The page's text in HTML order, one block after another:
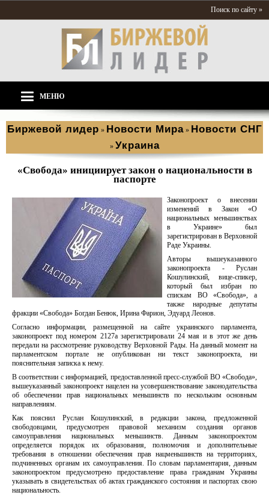
Поиск по сайту »
МЕНЮ
Биржевой лидер » Новости Мира » Новости СНГ
» Украина
«Свобода» инициирует закон о национальности в
паспорте
Законопроект о внесении
изменений в Закон «О
национальных меньшинствах
в Украине» был
зарегистрирован в Верховной
Раде Украины.
Авторы вышеуказанного
законопроекта - Руслан
Кошулинский, вице-спикер,
который был избран по
спискам ВО «Свобода», а
также народные депутаты
фракции «Свобода» Богдан Бенюк, Ирина Фарион, Эдуард Леонов.
Согласно информации, размещенной на сайте украинского парламента,
законопроект под номером 2127а зарегистрировали 24 мая и в этот же день
передали на рассмотрение руководству Верховной Рады. На данный момент на
парламентском портале не опубликован ни текст законопроекта, ни
пояснительная записка к нему.
В соответствии с информацией, предоставленной пресс-службой ВО «Свобода»,
вышеуказанный законопроект нацелен на усовершенствование законодательства
об обеспечении прав национальных меньшинств по нескольким основным
направлениям.
Как пояснил Руслан Кошулинский, в редакции закона, предложенной
свободовцами, предусмотрен правовой механизм создания органов
самоуправления национальных меньшинств. Данным законопроектом
определяется порядок их образования, полномочия и дополнительные
требования в отношении обеспечения прав нацменьшинств на территориях,
подчиненных органам их самоуправления. По словам парламентария, данным
законопроектом предусмотрено предоставление права гражданам Украины
указывать в свидетельствах об актах гражданского состояния и паспортах свою
национальность.